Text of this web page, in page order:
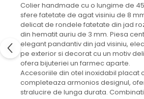
Colier handmade cu o lungime de
sfere fatetate de agat visiniu de 8
delicat de rondele fatetate din jad
din hematit auriu de 3 mm. Piesa
elegant pandantiv din jad visiniu,
pe exterior si decorat cu un motiv
ofera bijuteriei un farmec aparte.
Accesoriile din otel inoxidabil placat
completeaza armonios designul,
stralucire de lunga durata.